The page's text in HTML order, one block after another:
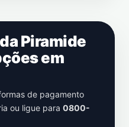
Piramide
em
de pagamento
ou ligue para 0800-